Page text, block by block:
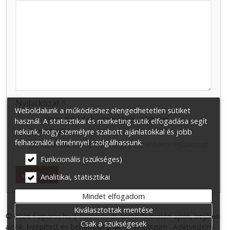
Nyilatkozat
Hozzájárulok személyes adataim
kezeléséhez.
Ide kattintva tekinthető meg:Adatvédelmi nyilatkozat
Elküld
© 2026 Faiparos.hu | Furnéros és tömörfa beltéri ajtók, bejárati
ajtók, beépített és beltéri bútorok Impresszum Adatvédelmi
Weboldalunk a működéshez elengedhetetlen sütiket
használ. A statisztikai és marketing sütik elfogadása segít
nekünk, hogy személyre szabott ajánlatokkal és jobb
felhasználói élménnyel szolgálhassunk.
Funkcionális (szükséges)
Analitikai, statisztikai
Mindet elfogadom
Kiválasztottak mentése
Csak a szükségesek